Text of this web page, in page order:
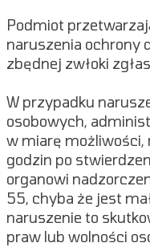
Podmiot
naruszenia ochrony
zbędnej zwłoki
W przypadku
osobowych,
w miarę możliwości,
godzin po
organowi
55, chyba że jest
naruszenie to
praw lub wolności